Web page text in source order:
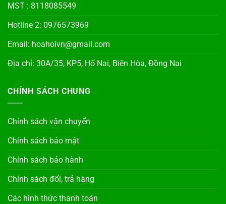
MST : 8118085549
Hotline 2: 0976573969
Email: hoahoivn@gmail.com
Địa chỉ: 30A/35, KP5, Hố Nai, Biên Hòa, Đồng Nai
CHÍNH SÁCH CHUNG
Chính sách vận chuyển
Chính sách bảo mật
Chính sách bảo hành
Chính sách đổi, trả hàng
Các hình thức thanh toán